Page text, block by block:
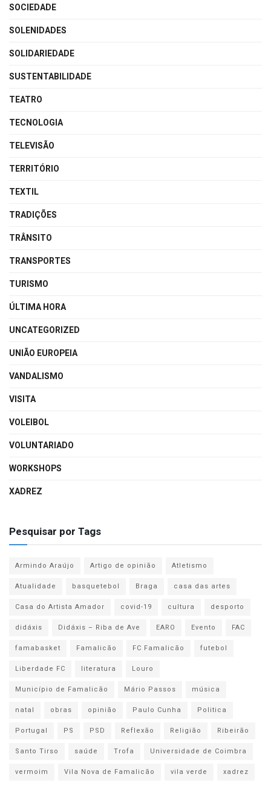
SOCIEDADE
SOLENIDADES
SOLIDARIEDADE
SUSTENTABILIDADE
TEATRO
TECNOLOGIA
TELEVISÃO
TERRITÓRIO
TEXTIL
TRADIÇÕES
TRÂNSITO
TRANSPORTES
TURISMO
ÚLTIMA HORA
UNCATEGORIZED
UNIÃO EUROPEIA
VANDALISMO
VISITA
VOLEIBOL
VOLUNTARIADO
WORKSHOPS
XADREZ
Pesquisar por Tags
Armindo Araújo Artigo de opinião
Atletismo
Atualidade
basquetebol Braga
casa das artes
Casa do Artista Amador
covid-19 cultura
desporto
didáxis
Didáxis – Riba de Ave EARO Evento
FAC
famabasket
Famalicão FC Famalicão
futebol
Liberdade FC
literatura
Louro
Município de Famalicão
Mário Passos
música
natal
obras opinião Paulo Cunha
Politica
Portugal
PS PSD Reflexão Religião
Ribeirão
Santo Tirso
saúde Trofa
Universidade de Coimbra
vermoim
Vila Nova de Famalicão vila verde xadrez